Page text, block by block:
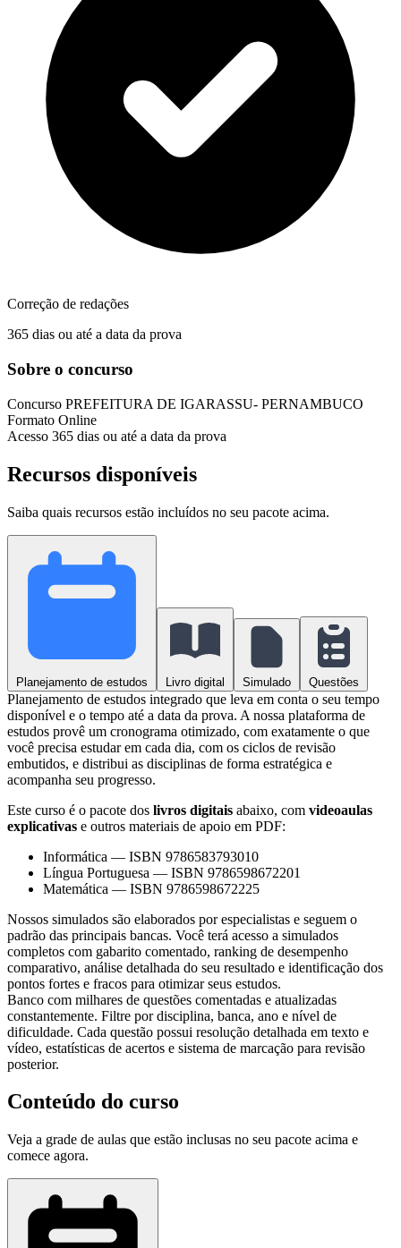
Correção de redações
365 dias ou até a data da prova
Sobre o concurso
Concurso PREFEITURA DE IGARASSU- PERNAMBUCO
Formato Online
Acesso 365 dias ou até a data da prova
Recursos disponíveis
Saiba quais recursos estão incluídos no seu pacote acima.
Planejamento de estudos Livro digital Simulado Questões
Planejamento de estudos integrado que leva em conta o seu tempo
disponível e o tempo até a data da prova. A nossa plataforma de
estudos provê um cronograma otimizado, com exatamente o que
você precisa estudar em cada dia, com os ciclos de revisão
embutidos, e distribui as disciplinas de forma estratégica e
acompanha seu progresso.
Este curso é o pacote dos livros digitais abaixo, com videoaulas
explicativas e outros materiais de apoio em PDF:
Informática — ISBN 9786583793010
Língua Portuguesa — ISBN 9786598672201
Matemática — ISBN 9786598672225
Nossos simulados são elaborados por especialistas e seguem o
padrão das principais bancas. Você terá acesso a simulados
completos com gabarito comentado, ranking de desempenho
comparativo, análise detalhada do seu resultado e identificação dos
pontos fortes e fracos para otimizar seus estudos.
Banco com milhares de questões comentadas e atualizadas
constantemente. Filtre por disciplina, banca, ano e nível de
dificuldade. Cada questão possui resolução detalhada em texto e
vídeo, estatísticas de acertos e sistema de marcação para revisão
posterior.
Conteúdo do curso
Veja a grade de aulas que estão inclusas no seu pacote acima e
comece agora.